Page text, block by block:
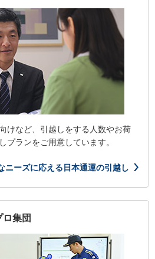
けなど、引越しをする人数やお荷
プランをご用意しています。
ニーズに応える日本通運の引越し
集団